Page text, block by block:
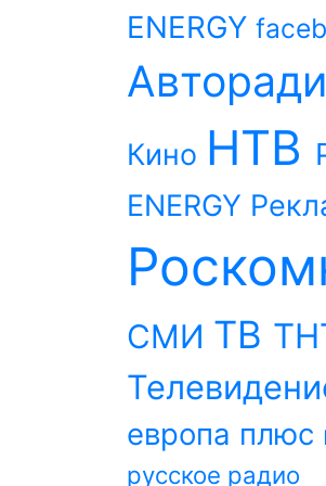
ENERGY
Кино НТВ
ENERGY
СМИ ТВ
европа плюс
русское радио